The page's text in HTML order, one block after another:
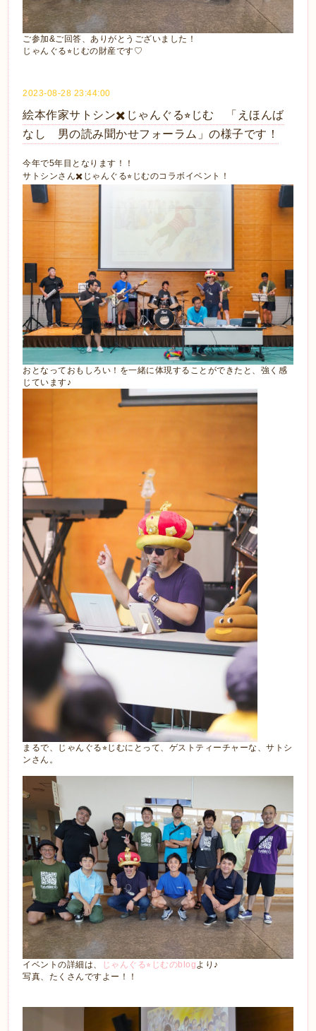
ご参加&ご回答、ありがとうございました！
じゃんぐる⭐︎じむの財産です♡
2023-08-28 23:44:00
絵本作家サトシン✖️じゃんぐる⭐︎じむ 「えほんば
なし 男の読み聞かせフォーラム」の様子です！
今年で5年目となります！！
サトシンさん✖️じゃんぐる⭐︎じむのコラボイベント！
おとなっておもしろい！を一緒に体現することができたと、強く感
じています♪
まるで、じゃんぐる⭐︎じむにとって、ゲストティーチャーな、サトシ
ンさん。
イベントの詳細は、 じゃんぐる⭐︎じむのblog より♪
写真、たくさんですよー！！